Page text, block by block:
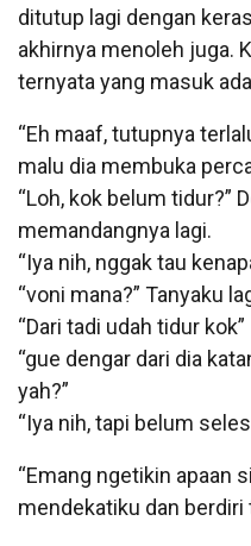
ditutup lagi dengan
akhirnya menoleh juga.
ternyata yang masuk
“Eh maaf, tutupnya
malu dia membuka
“Loh, kok belum tidur?”
memandangnya lagi.
“Iya nih, nggak tau
“voni mana?” Tanyaku
“Dari tadi udah tidur kok”
“gue dengar dari dia
yah?”
“Iya nih, tapi belum
“Emang ngetikin apaan
mendekatiku dan